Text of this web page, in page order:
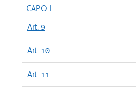
CAPO I
Art. 9
Art. 10
Art. 11